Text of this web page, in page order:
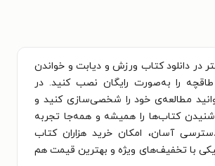
در دانلود کتاب ورزش و دیابت و خواندن
را به‌صورت رایگان نصب کنید. در
مطالعه‌ی خود را شخصی‌سازی کنید و
کتاب‌ها را همیشه و همه‌جا تجربه
آسان، امکان خرید هزاران کتاب
با تخفیف‌های ویژه و بهترین قیمت هم